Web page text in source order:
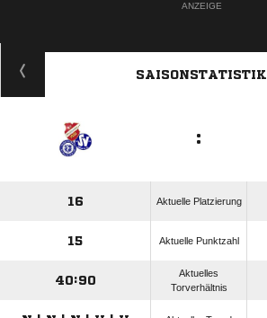
ANZEIGE
SAISONSTATISTIK
:
16 Aktuelle Platzierung
15 Aktuelle Punktzahl
40:90
Aktuelles
Torverhältnis